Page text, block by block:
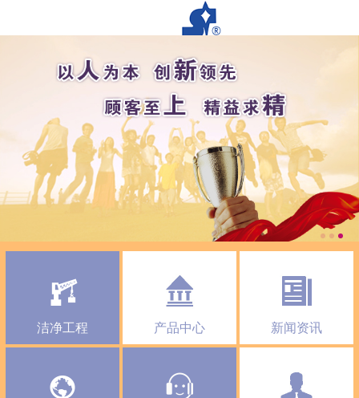
洁净工程 产品中心 新闻资讯